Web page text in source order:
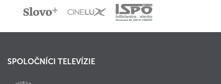
SPOLOČNÍCI TELEVÍZIE